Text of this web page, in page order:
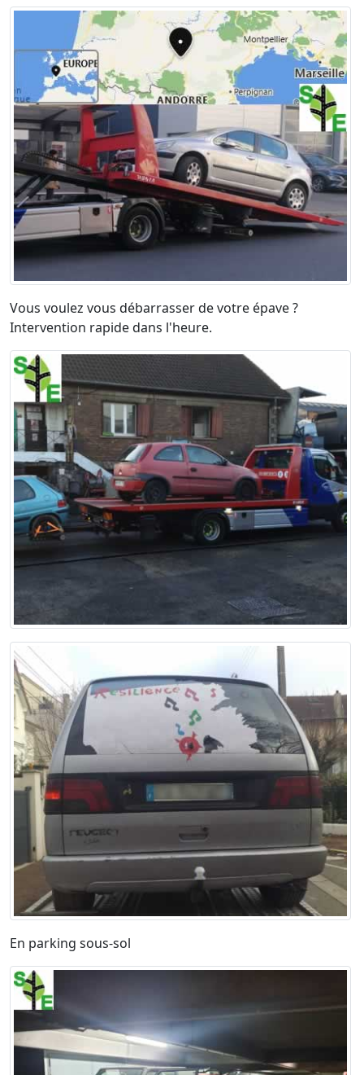
Vous voulez vous débarrasser de votre épave ?
Intervention rapide dans l'heure.
En parking sous-sol